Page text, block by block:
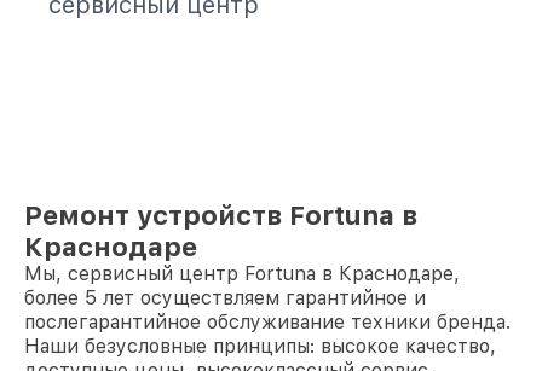
Ремонт устройств Fortuna в
Краснодаре
Мы, сервисный центр Fortuna в Краснодаре,
более 5 лет осуществляем гарантийное и
послегарантийное обслуживание техники бренда.
Наши безусловные принципы: высокое качество,